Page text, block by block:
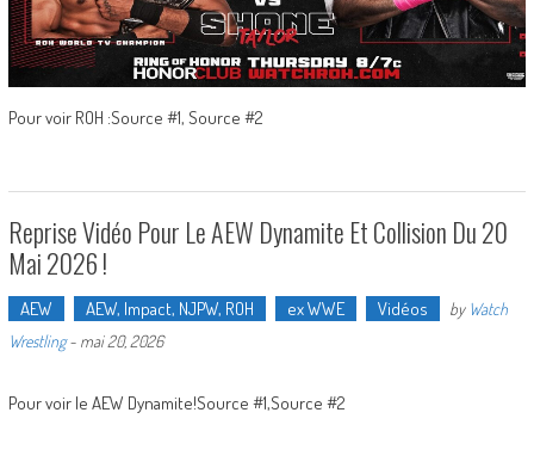
Pour voir ROH :Source #1, Source #2
Reprise Vidéo Pour Le AEW Dynamite Et Collision Du 20
Mai 2026 !
AEW AEW, Impact, NJPW, ROH ex WWE Vidéos by Watch
Wrestling- mai 20, 2026
Pour voir le AEW Dynamite!Source #1,Source #2